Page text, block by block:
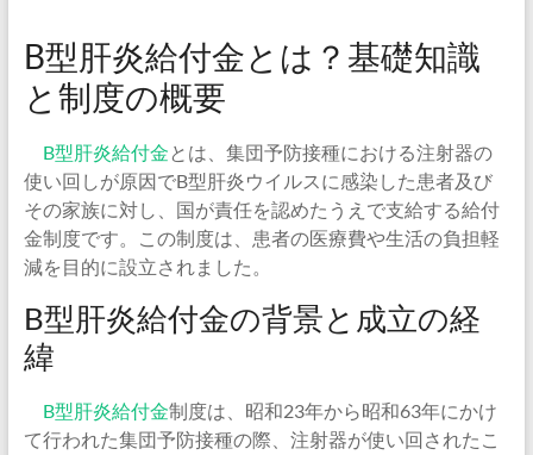
B型肝炎給付金とは？基礎知識
と制度の概要
B型肝炎給付金 とは、集団予防接種における注射器の
使い回しが原因でB型肝炎ウイルスに感染した患者及び
その家族に対し、国が責任を認めたうえで支給する給付
金制度です。この制度は、患者の医療費や生活の負担軽
減を目的に設立されました。
B型肝炎給付金の背景と成立の経
緯
B型肝炎給付金制度は、昭和23年から昭和63年にかけ
て行われた集団予防接種の際、注射器が使い回されたこ